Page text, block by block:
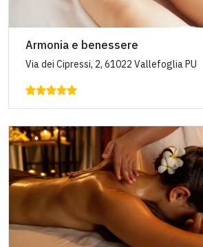
Armonia e benessere
Via dei Cipressi, 2, 61022 Vallefoglia PU